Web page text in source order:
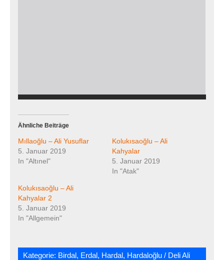
Ähnliche Beiträge
Mıllaoğlu – Ali Yusuflar
5. Januar 2019
In "Altınel"
Kolukısaoğlu – Ali
Kahyalar
5. Januar 2019
In "Atak"
Kolukısaoğlu – Ali
Kahyalar 2
5. Januar 2019
In "Allgemein"
Kategorie: Birdal, Erdal, Hardal, Hardaloğlu / Deli Ali